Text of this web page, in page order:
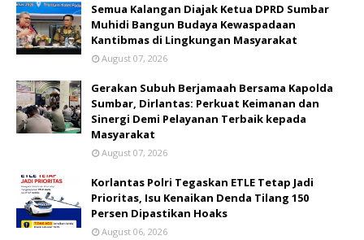
Semua Kalangan Diajak Ketua DPRD Sumbar
Muhidi Bangun Budaya Kewaspadaan
Kantibmas di Lingkungan Masyarakat
August 07, 2026
Gerakan Subuh Berjamaah Bersama Kapolda
Sumbar, Dirlantas: Perkuat Keimanan dan
Sinergi Demi Pelayanan Terbaik kepada
Masyarakat
August 07, 2026
Korlantas Polri Tegaskan ETLE Tetap Jadi
Prioritas, Isu Kenaikan Denda Tilang 150
Persen Dipastikan Hoaks
August 06, 2026